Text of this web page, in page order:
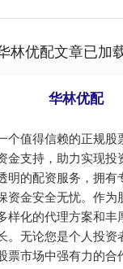
林优配文章已加
华林优配
个值得信赖的正规股
金支持，助力实现投
明的配资服务，拥有
资金安全无忧。作为
样化的代理方案和丰
。无论您是个人投资
市场中强有力的合